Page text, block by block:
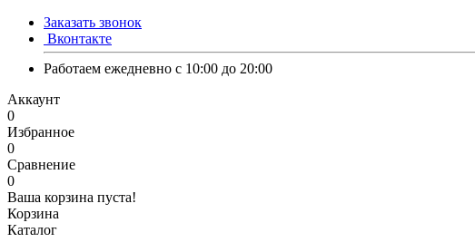
Заказать звонок
Вконтакте
Работаем ежедневно с 10:00 до 20:00
Аккаунт
0
Избранное
0
Сравнение
0
Ваша корзина пуста!
Корзина
Каталог